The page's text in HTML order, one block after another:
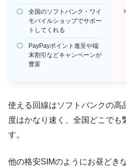
全国のソフトバンク・ワイ
モバイルショップでサポー
トしてくれる
PayPayポイント進呈や端
末割引などキャンペーンが
豊富
使える回線はソフトバンクの高
度はかなり速く、全国どこでも
す。
他の格安SIMのようにお昼どき